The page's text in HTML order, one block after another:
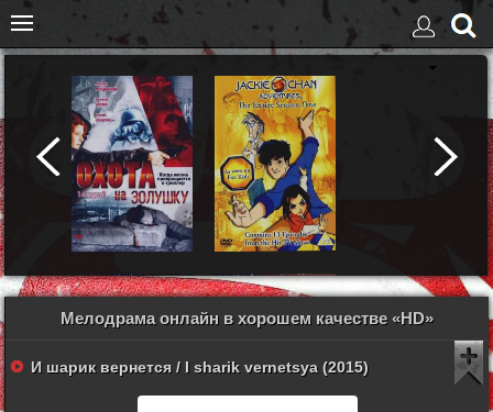
Мелодрама онлайн в хорошем качестве «HD»
И шарик вернется / I sharik vernetsya (2015)